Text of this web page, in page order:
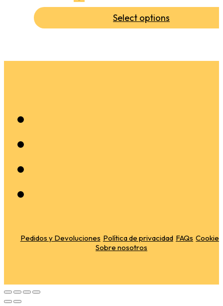
Select options
Pedidos y Devoluciones Política de privacidad FAQs Cookies
Sobre nosotros